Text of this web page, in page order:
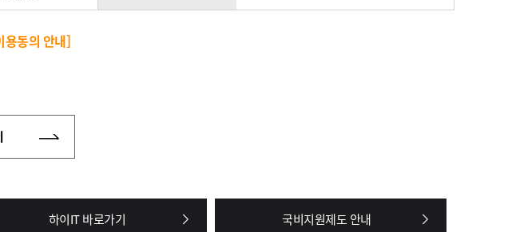
용동의 안내]
하이IT 바로가기 국비지원제도 안내